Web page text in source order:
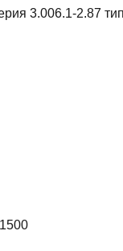
3.006.1-2.87